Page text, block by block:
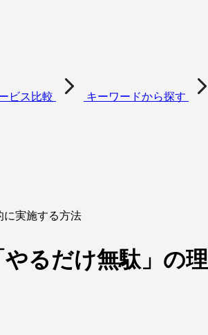
ビス比較 キーワードから探す
に実施する方法
るだけ無駄」の